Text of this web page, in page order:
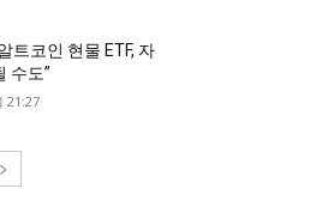
트코인 현물 ETF, 자
수도”
21:27